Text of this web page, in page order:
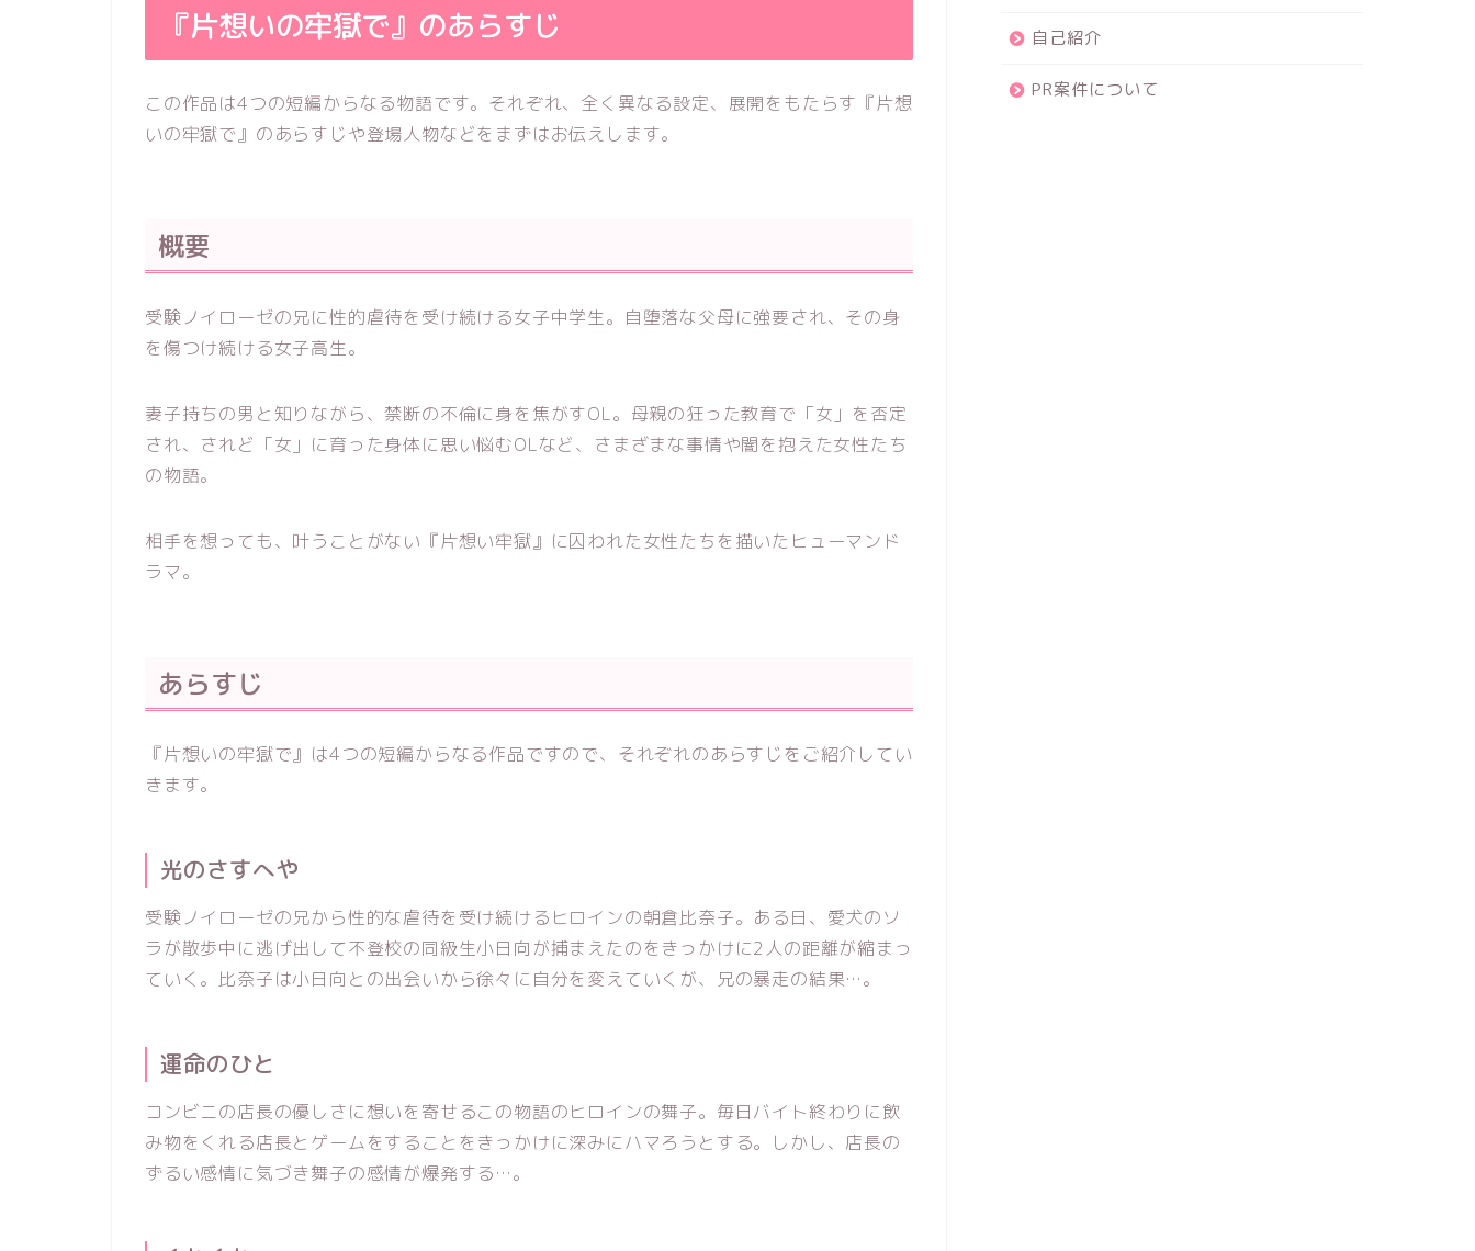
『片想いの牢獄で』のあらすじ
この作品は4つの短編からなる物語です。それぞれ、全く異なる設定、展開をもたらす 『片想
いの牢獄で』のあらすじや登場人物などをまずはお伝えします。
概要
受験ノイローゼの兄に性的虐待を受け続ける女子中学生。自堕落な父母に強要され、その身
を傷つけ続ける女子高生。
妻子持ちの男と知りながら、禁断の不倫に身を焦がすOL。母親の狂った教育で「女」を否定
され、されど「女」に育った身体に思い悩むOLなど、さまざまな事情や闇を抱えた女性たち
の物語。
相手を想っても、叶うことがない『片想い牢獄』に囚われた女性たちを描いたヒューマンド
ラマ。
あらすじ
『片想いの牢獄で』は4つの短編からなる作品ですので、それぞれのあらすじをご紹介してい
きます。
光のさすへや
受験ノイローゼの兄から性的な虐待を受け続けるヒロインの朝倉比奈子。ある日、愛犬のソ
ラが散歩中に逃げ出して不登校の同級生小日向が捕まえたのをきっかけに2人の距離が縮まっ
ていく。比奈子は小日向との出会いから徐々に自分を変えていくが、兄の暴走の結果…。
運命のひと
コンビニの店長の優しさに想いを寄せるこの物語のヒロインの舞子。毎日バイト終わりに飲
み物をくれる店長とゲームをすることをきっかけに深みにハマろうとする。しかし、店長の
ずるい感情に気づき舞子の感情が爆発する…。
自己紹介
PR案件について